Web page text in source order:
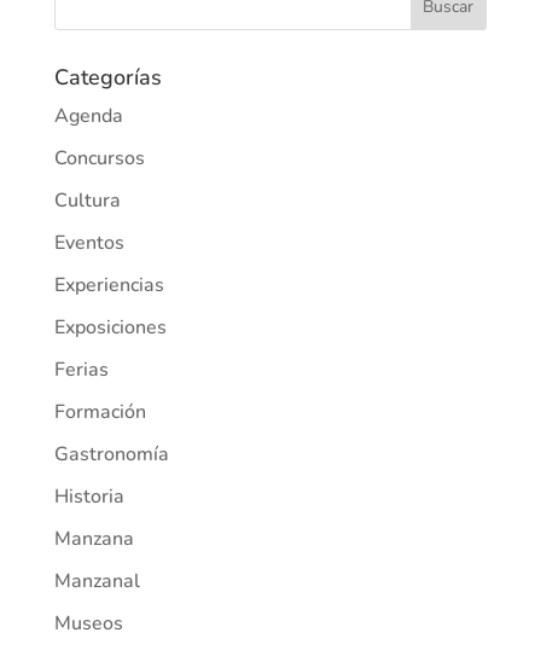
Categorías
Agenda
Concursos
Cultura
Eventos
Experiencias
Exposiciones
Ferias
Formación
Gastronomía
Historia
Manzana
Manzanal
Museos